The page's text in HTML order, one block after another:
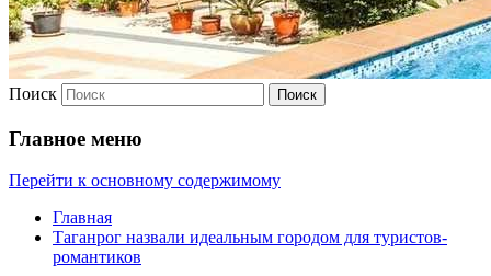
Поиск
Главное меню
Перейти к основному содержимому
Главная
Таганрог назвали идеальным городом для туристов-
романтиков